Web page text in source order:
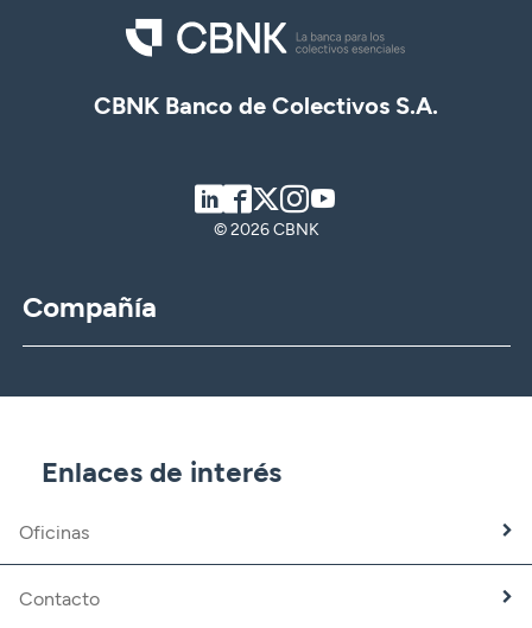
CBNK Banco de Colectivos S.A.
LinkedIn
Facebook
TwitterInstagram
© 2026 CBNK
Compañía
CBNK Gestión de Activos
Banca Partner
Trabaja con nosotros
Fundación CBNK
Enlaces de interés
Oficinas
Contacto